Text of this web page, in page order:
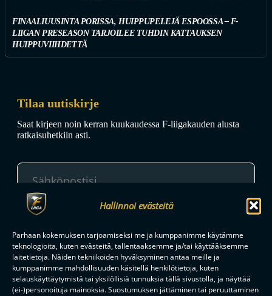
Hallinnoi evästeitä
Parhaan kokemuksen tarjoamiseksi me ja kumppanimme käytämme
teknologioita, kuten evästeitä, tallentaaksemme ja/tai käyttääksemme
laitetietoja. Näiden tekniikoiden hyväksyminen antaa meille ja
kumppanimme mahdollisuuden käsitellä henkilötietoja, kuten
selauskäyttäytymistä tai yksilöllisiä tunnuksia tällä sivustolla, ja näyttää
(ei-)personoituja mainoksia. Suostumuksen jättäminen tai peruuttaminen
FINAALIUUSINTA PORISSA, HUIPPUPELEJÄ ESPOOSSA – F-
LIIGAN PRESEASON TARJOILEE TUHDIN KATTAUKSEN
HUIPPUVIIHDETTÄ
Tilaa uutiskirje
Saat kirjeen noin kerran kuukaudessa F-liigakauden alusta
ratkaisuhetkiin asti.
F-LIIGANKUMPPANIT